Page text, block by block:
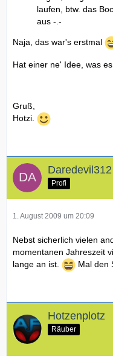
laufen, btw. das
aus -.-
Naja, das war's erstmal
Hat einer ne' Idee, was
Gruß,
Hotzi.
Daredevil312
Profi
1. August 2009 um 20:09
Nebst sicherlich vielen
momentanen Jahreszeit
lange an ist.
Mal den
Hotzenplotz
Räuber